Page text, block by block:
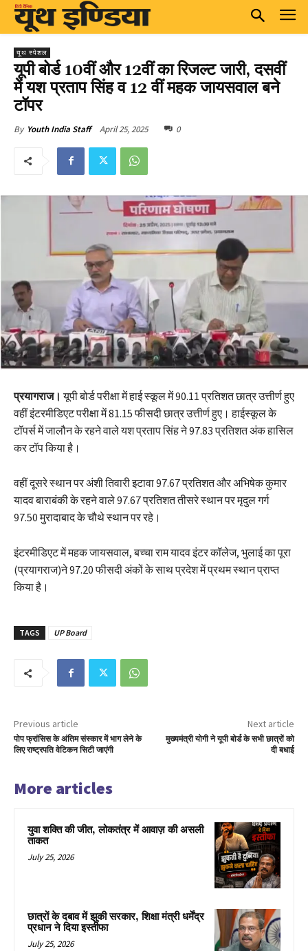
यूथ स्पेशल
यूपी बोर्ड 10वीं और 12वीं का रिजल्ट जारी, दसवीं
में यश प्रताप सिंह व 12 वीं महक जायसवाल बने
टॉपर
By Youth India Staff April 25, 2025 0
प्रयागराज। यूपी बोर्ड परीक्षा में हाई स्कूल में 90.11 प्रतिशत छात्र उत्तीर्ण हुए
वहीं इंटरमीडिएट परीक्षा में 81.15 फीसदी छात्र उत्तीर्ण हुए। हाईस्कूल के
टॉपर्स में जालौन के रहने वाले यश प्रताप सिंह ने 97.83 प्रतिशत अंक हासिल
कर टॉप किया है।
वहीं दूसरे स्थान पर अंशी तिवारी इटावा 97.67 प्रतिशत और अभिषेक कुमार
यादव बाराबंकी के रहने वाले 97.67 प्रतिशत तीसरे स्थान पर मृदुल गर्ग
97.50 मुरादाबाद के चौथे स्थान पर रहे।
इंटरमीडिएट में महक जायसवाल, बच्चा राम यादव इंटर कॉलेज, भुलाई का पूरा
(प्रयागराज)ने 97.20 फीसदी अंकों के साथ प्रदेश में प्रथम स्थान प्राप्त
किया है।
TAGS UP Board
Previous article
पोप फ्रांसिस के अंतिम संस्कार में भाग लेने के
लिए राष्ट्रपति वेटिकन सिटी जाएंगी
Next article
मुख्यमंत्री योगी ने यूपी बोर्ड के सभी छात्रों को
दी बधाई
More articles
युवा शक्ति की जीत, लोकतंत्र में आवाज़ की असली
ताकत
July 25, 2026
छात्रों के दबाव में झुकी सरकार, शिक्षा मंत्री धर्मेंद्र
प्रधान ने दिया इस्तीफा
July 25, 2026